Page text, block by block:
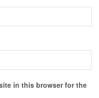
in this browser for the